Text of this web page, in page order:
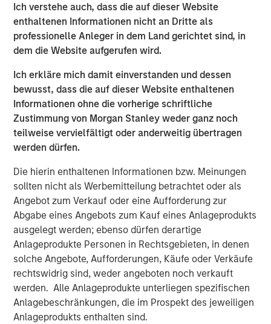
Ich verstehe auch, dass die auf dieser Website
enthaltenen Informationen nicht an Dritte als
professionelle Anleger in dem Land gerichtet sind, in
dem die Website aufgerufen wird.
Ich erkläre mich damit einverstanden und dessen
bewusst, dass die auf dieser Website enthaltenen
Informationen ohne die vorherige schriftliche
Zustimmung von Morgan Stanley weder ganz noch
teilweise vervielfältigt oder anderweitig übertragen
werden dürfen.
Die hierin enthaltenen Informationen bzw. Meinungen
sollten nicht als Werbemitteilung betrachtet oder als
Angebot zum Verkauf oder eine Aufforderung zur
Abgabe eines Angebots zum Kauf eines Anlageprodukts
ausgelegt werden; ebenso dürfen derartige
Anlageprodukte Personen in Rechtsgebieten, in denen
solche Angebote, Aufforderungen, Käufe oder Verkäufe
rechtswidrig sind, weder angeboten noch verkauft
werden. Alle Anlageprodukte unterliegen spezifischen
Anlagebeschränkungen, die im Prospekt des jeweiligen
Anlageprodukts enthalten sind.
Clicking above will exit the Morgan Stanley Investment
Management site and direct you to an external site.
Municipals Team
Our team is a leader in municipal bond management,
with significant market presence, among the largest and
deepest municipal investment teams in the country, and
broad selection of municipal strategies.
The Author
Craig R. Brandon
Managing Director